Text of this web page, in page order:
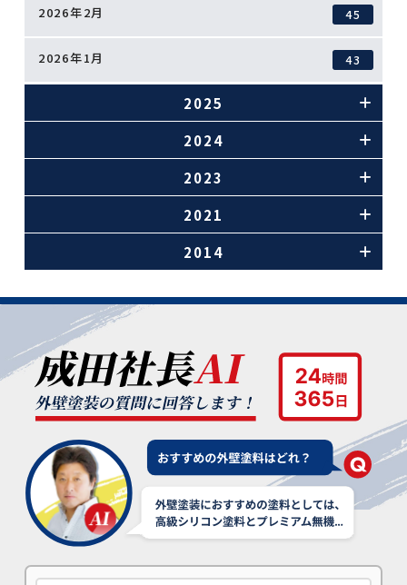
2026年2月 45
2026年1月 43
2025
2024
2023
2021
2014